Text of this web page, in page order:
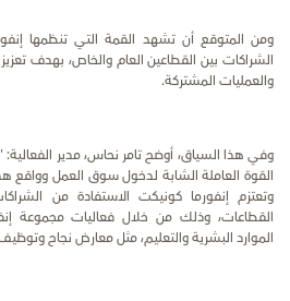
ومن المتوقع أن تشهد القمة التي تنظمها
الشراكات بين القطاعين العام والخاص، بهدف
والعمليات المشتركة.
وفي هذا السياق، أوضح تامر نحاس، مدير
القوة العاملة الشابة لدخول سوق العمل وواقع
وتعتزم إنفورما كونيكت الاستفادة من
القطاعات، وذلك من خلال فعاليات مجموعة
الموارد البشرية والتعليم، مثل معارض نجاح